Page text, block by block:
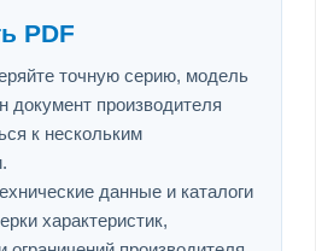
PDF
точную серию, модель
документ производителя
к нескольким
данные и каталоги
характеристик,